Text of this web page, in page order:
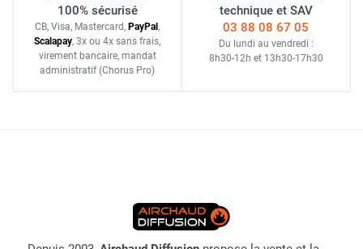
100% sécurisé
CB, Visa, Mastercard, PayPal ,
Scalapay, 3x ou 4x sans frais,
virement bancaire, mandat
administratif (Chorus Pro)
technique et SAV
03 88 08 67 05
Du lundi au vendredi :
8h30-12h et 13h30-17h30